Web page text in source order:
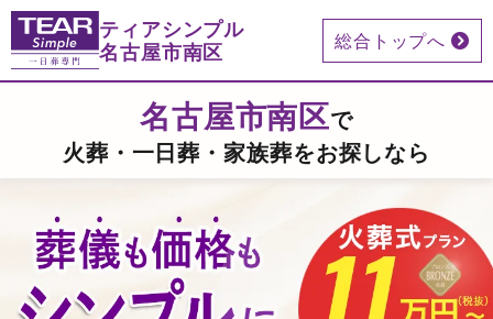
ティアシンプル
名古屋市南区
総合トップへ
名古屋市南区で
火葬・一日葬・家族葬をお探しなら